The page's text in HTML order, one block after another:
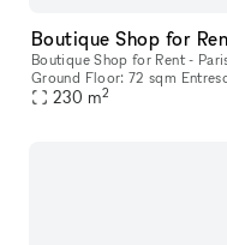
Boutique Shop for
Boutique Shop for Rent - Paris Saint-
Ground Floor: 72 sqm
230 m2